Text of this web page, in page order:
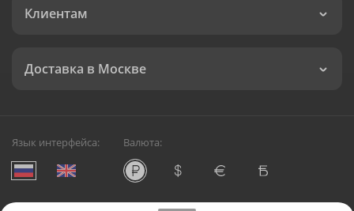
Клиентам
Доставка в Москве
Язык интерфейса: Валюта: